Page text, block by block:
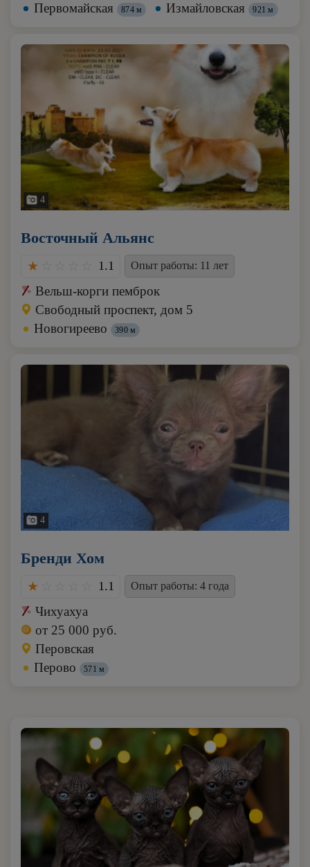
Первомайская
874 м Измайловская 921 м
4
Восточный Альянс
1.1 Опыт работы: 11 лет
Вельш-корги пемброк
Свободный проспект, дом 5
Новогиреево
390 м
4
Бренди Хом
1.1 Опыт работы: 4 года
Чихуахуа
от 25 000 руб.
Перовская
Перово
571 м